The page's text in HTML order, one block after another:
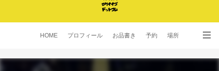
HOME プロフィール お品書き 予約 場所
SNS